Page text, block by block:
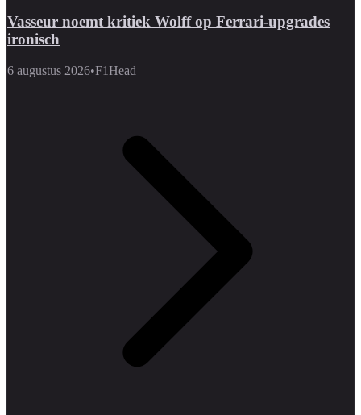
Vasseur noemt kritiek Wolff op Ferrari-upgrades
ironisch
6 augustus 2026•F1Head